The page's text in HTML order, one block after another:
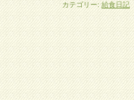
カテゴリー:給食日記